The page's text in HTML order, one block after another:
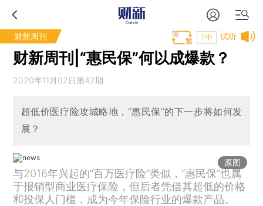
财新周刊 试听
T中
财新周刊|“惠民保”何以成爆款？
2020年11月02日第42期
超低价医疗险攻城略地，“惠民保”的下一步将如何发
展？
原图
与2016年兴起的“百万医疗险”类似，“惠民保”也属
于报销型商业医疗保险，但后者凭借其超低的价格
和投保人门槛，成为今年保险行业的爆款产品。